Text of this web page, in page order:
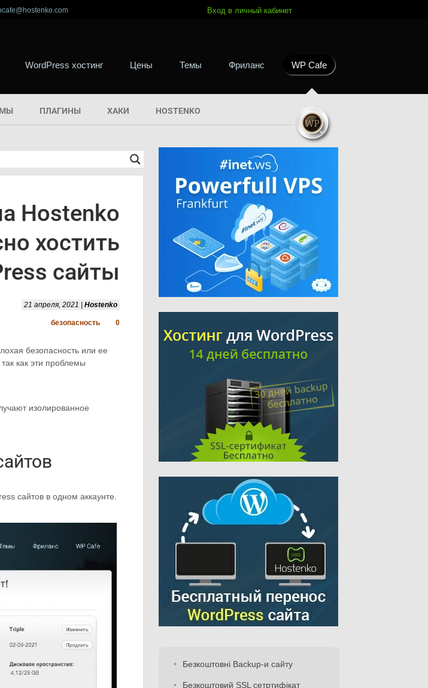
Вход в личный кабинет
WordPress хостинг Цены Темы Фриланс WP Cafe
ПЛАГИНЫ ХАКИ HOSTENKO
Hostenko
хостить
сайты
21 апреля, 2021 | Hostenko
безопасность 0
безопасность или ее
как эти проблемы
изолированное
сайтов в одном аккаунте.
Безкоштовні Backup-и сайту
Безкоштовий SSL сетртифікат